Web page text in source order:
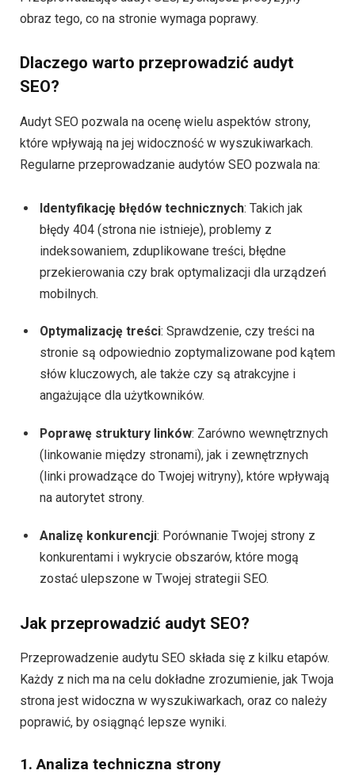
obraz tego, co na stronie wymaga poprawy.
Dlaczego warto przeprowadzić audyt
SEO?
Audyt SEO pozwala na ocenę wielu aspektów strony,
które wpływają na jej widoczność w wyszukiwarkach.
Regularne przeprowadzanie audytów SEO pozwala na:
Identyfikację błędów technicznych: Takich jak
błędy 404 (strona nie istnieje), problemy z
indeksowaniem, zduplikowane treści, błędne
przekierowania czy brak optymalizacji dla urządzeń
mobilnych.
Optymalizację treści: Sprawdzenie, czy treści na
stronie są odpowiednio zoptymalizowane pod kątem
słów kluczowych, ale także czy są atrakcyjne i
angażujące dla użytkowników.
Poprawę struktury linków: Zarówno wewnętrznych
(linkowanie między stronami), jak i zewnętrznych
(linki prowadzące do Twojej witryny), które wpływają
na autorytet strony.
Analizę konkurencji: Porównanie Twojej strony z
konkurentami i wykrycie obszarów, które mogą
zostać ulepszone w Twojej strategii SEO.
Jak przeprowadzić audyt SEO?
Przeprowadzenie audytu SEO składa się z kilku etapów.
Każdy z nich ma na celu dokładne zrozumienie, jak Twoja
strona jest widoczna w wyszukiwarkach, oraz co należy
poprawić, by osiągnąć lepsze wyniki.
1. Analiza techniczna strony